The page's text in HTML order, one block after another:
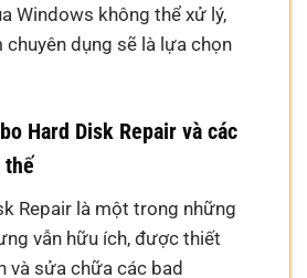
Windows không thể xử lý,
chuyên dụng sẽ là lựa chọn
Hard Disk Repair và các
thế
Repair là một trong những
vẫn hữu ích, được thiết
và sửa chữa các bad